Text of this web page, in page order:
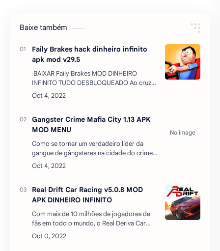
Baixe também
Faily Brakes hack dinheiro infinito
apk mod v29.5
BAIXAR Faily Brakes MOD DINHEIRO
INFINITO TUDO DESBLOQUEADO Ao cruzar
através das montanhas, entusiasta do carro
Phil Faily repente apresenta uma falha de
Gangster Crime Mafia City 1.13 APK
MOD MENU
Como se tornar um verdadeiro líder da
gangue de gângsteres na cidade do crime?
A pergunta será respondida assim que você
se juntar ao Gangster Crime Mafia City
Real Drift Car Racing v5.0.8 MOD
APK DINHEIRO INFINITO
Com mais de 10 milhões de jogadores de
fãs em todo o mundo, o Real Deriva Car
Racing é a mais realista deriva 3D simulação
de corrida em dispositivos móveis, e ainda